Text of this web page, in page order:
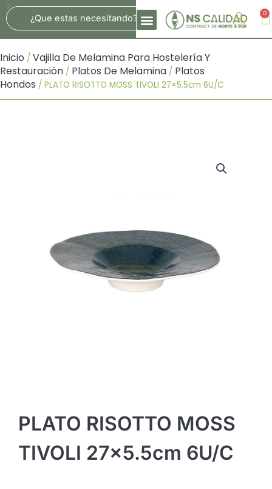
Al
Contenido
Search 0
Inicio / Vajilla De Melamina Para Hostelería Y
Restauración / Platos De Melamina / Platos
Hondos / PLATO RISOTTO MOSS TIVOLI 27×5.5cm 6U/C
PLATO RISOTTO MOSS
TIVOLI 27×5.5cm 6U/C